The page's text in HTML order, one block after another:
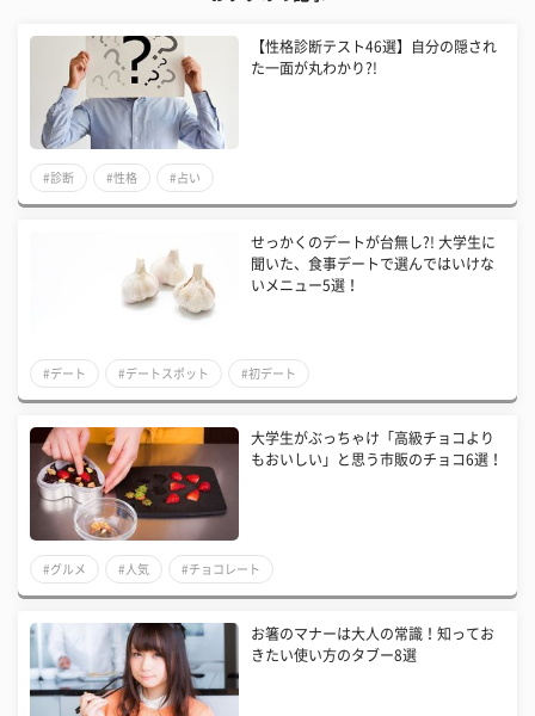
【性格診断テスト46選】自分の隠され
た一面が丸わかり?!
#診断 #性格 #占い
せっかくのデートが台無し?! 大学生に
聞いた、食事デートで選んではいけな
いメニュー5選！
#デート #デートスポット #初デート
大学生がぶっちゃけ「高級チョコより
もおいしい」と思う市販のチョコ6選！
#グルメ #人気 #チョコレート
お箸のマナーは大人の常識！知ってお
きたい使い方のタブー8選